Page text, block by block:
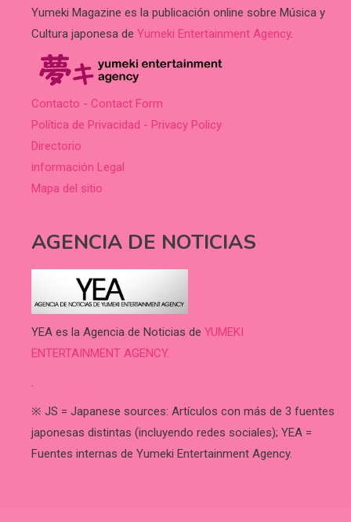
Yumeki Magazine es la publicación online sobre Música y
Cultura japonesa de Yumeki Entertainment Agency.
Contacto - Contact Form
Política de Privacidad - Privacy Policy
Directorio
información Legal
Mapa del sitio
AGENCIA DE NOTICIAS
YEA es la Agencia de Noticias de YUMEKI
ENTERTAINMENT AGENCY.
.
※ JS = Japanese sources: Artículos con más de 3 fuentes
japonesas distintas (incluyendo redes sociales); YEA =
Fuentes internas de Yumeki Entertainment Agency.